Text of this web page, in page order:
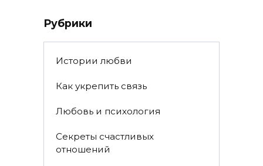
Рубрики
Истории любви
Как укрепить связь
Любовь и психология
Секреты счастливых
отношений